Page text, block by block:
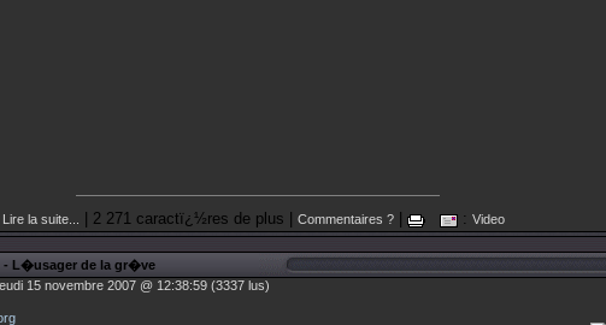
Lire la suite... | 2 271 caractï¿½res de plus | Commentaires ?| : Video
- L�usager de la gr�ve
15 novembre 2007 @ 12:38:59 (3337 lus)